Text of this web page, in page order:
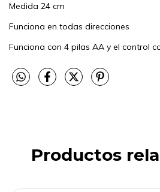
Medida 24 cm
Funciona en todas direcciones
Funciona con 4 pilas AA y el control
Productos